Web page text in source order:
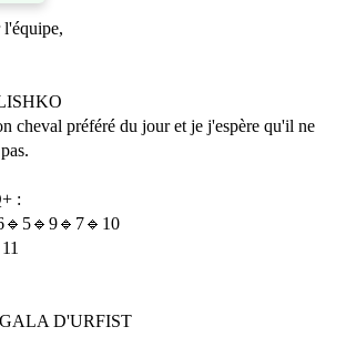
cheval préféré du jour et je j'espère qu'il ne
:
D'URFIST